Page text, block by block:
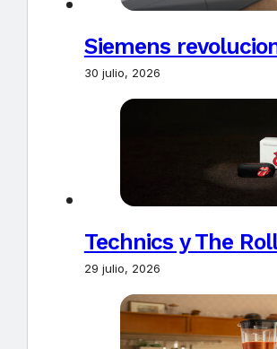
Siemens
30 julio, 2026
Technics y The
29 julio, 2026